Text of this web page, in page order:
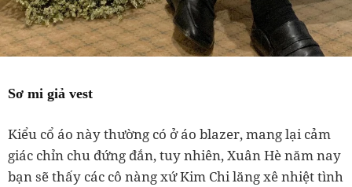
Sơ mi giả vest
Kiểu cổ áo này thường có ở áo blazer, mang lại cảm
giác chỉn chu đứng đắn, tuy nhiên, Xuân Hè năm nay
bạn sẽ thấy các cô nàng xứ Kim Chi lăng xê nhiệt tình